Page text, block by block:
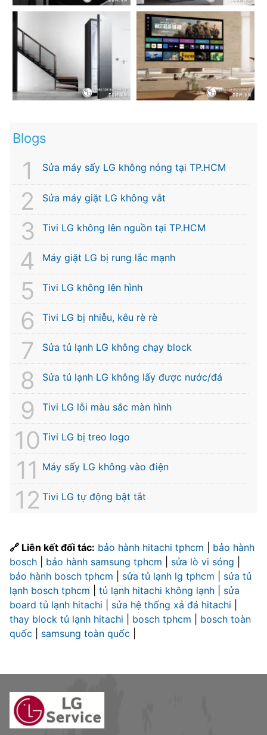
Blogs
Sửa máy sấy LG không nóng tại TP.HCM
Sửa máy giặt LG không vắt
Tivi LG không lên nguồn tại TP.HCM
Máy giặt LG bị rung lắc mạnh
Tivi LG không lên hình
Tivi LG bị nhiễu, kêu rè rè
Sửa tủ lạnh LG không chạy block
Sửa tủ lạnh LG không lấy được nước/đá
Tivi LG lỗi màu sắc màn hình
Tivi LG bị treo logo
Máy sấy LG không vào điện
Tivi LG tự động bật tắt
🔗 Liên kết đối tác: bảo hành hitachi tphcm
bảo hành
bosch
bảo hành samsung tphcm sửa lò vi sóng
bảo hành bosch tphcm
sửa tủ lạnh lg tphcm
sửa tủ
lạnh bosch tphcm
tủ lạnh hitachi không lạnh
sửa
board tủ lạnh hitachi
sửa hệ thống xả đá hitachi
thay block tủ lạnh hitachi
bosch tphcm
bosch toàn
quốc
samsung toàn quốc